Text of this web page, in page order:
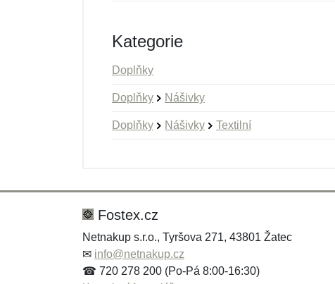
Kategorie
Doplňky
Doplňky Nášivky
Doplňky Nášivky Textilní
Zpráva*
Zpráva*
Fostex.cz
Netnakup s.r.o., Tyršova 271, 43801 Žatec
✉ info@netnakup.cz
☎ 720 278 200 (Po-Pá 8:00-16:30)